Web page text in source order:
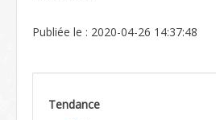
Publiée le : 2020-04-26 14:37:48
Tendance